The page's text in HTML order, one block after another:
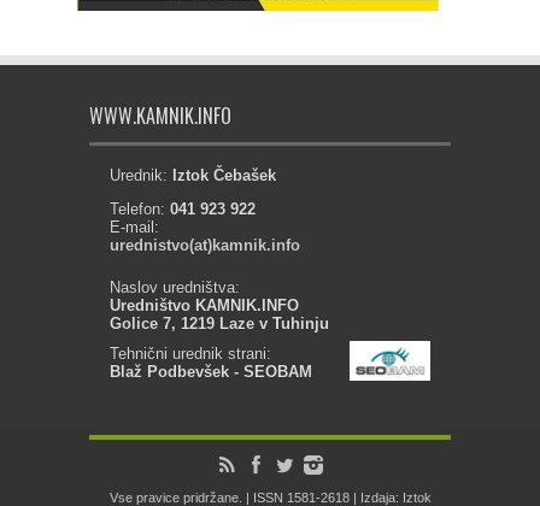
WWW.KAMNIK.INFO
Urednik: Iztok Čebašek
Telefon: 041 923 922
E-mail:
urednistvo(at)kamnik.info
Naslov uredništva:
Uredništvo KAMNIK.INFO
Golice 7, 1219 Laze v Tuhinju
Tehnični urednik strani:
Blaž Podbevšek - SEOBAM
Vse pravice pridržane. | ISSN 1581-2618 | Izdaja: Iztok